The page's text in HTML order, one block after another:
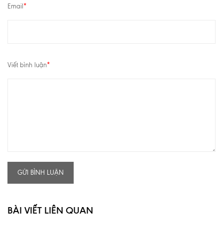
Email *
Viết bình luận*
GỬI BÌNH LUẬN
BÀI VIẾT LIÊN QUAN